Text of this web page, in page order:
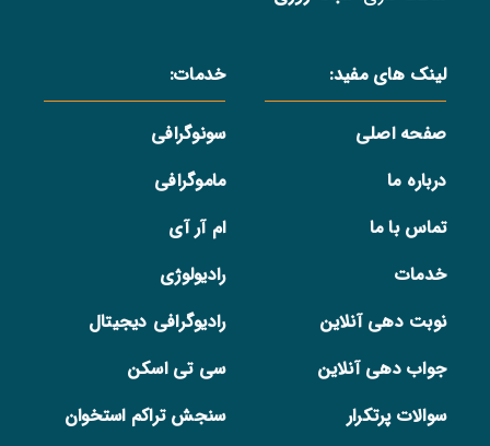
لینک های مفید:
صفحه اصلی
درباره ما
تماس با ما
خدمات
نوبت دهی آنلاین
جواب دهی آنلاین
سوالات پرتکرار
خدمات:
سونوگرافی
ماموگرافی
ام آر آی
رادیولوژی
رادیوگرافی دیجیتال
سی تی اسکن
سنجش تراکم استخوان